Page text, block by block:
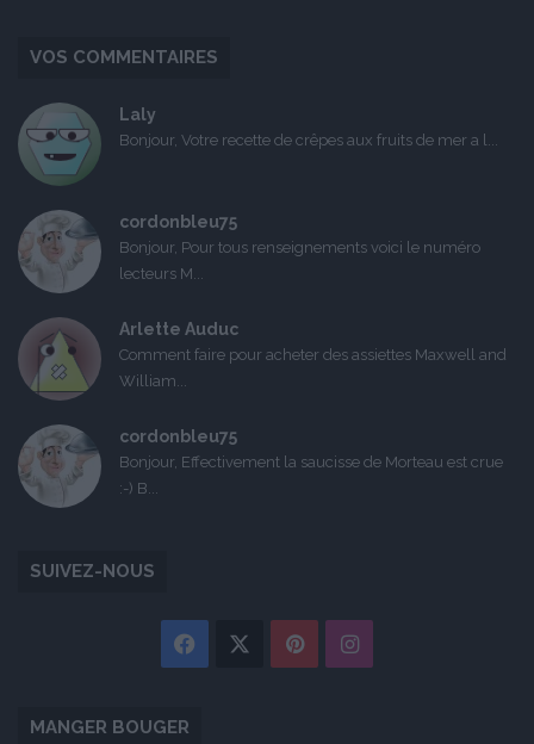
VOS COMMENTAIRES
Laly
Bonjour, Votre recette de crêpes aux fruits de mer a l...
cordonbleu75
Bonjour, Pour tous renseignements voici le numéro
lecteurs M...
Arlette Auduc
Comment faire pour acheter des assiettes Maxwell and
William...
cordonbleu75
Bonjour, Effectivement la saucisse de Morteau est crue
:-) B...
SUIVEZ-NOUS
Facebook PinterestInstagram
MANGER BOUGER